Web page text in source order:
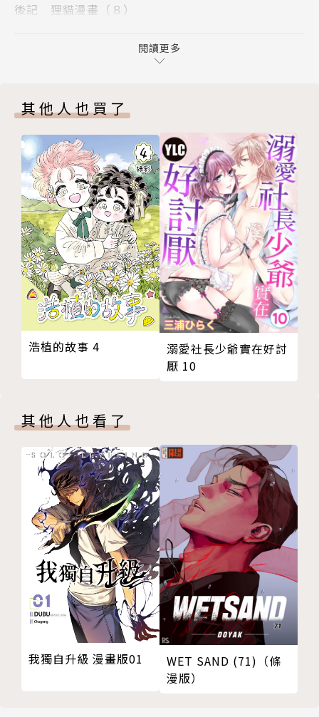
自由譯者，譯有《你的名字。》漫畫版系列等作品。
後記 狸貓漫畫（８）
閱讀更多
其他人也買了
浩植的故事 4
溺愛社長少爺實在好討
厭 10
其他人也看了
我獨自升級 漫畫版01
WET SAND (71)（條
漫版）